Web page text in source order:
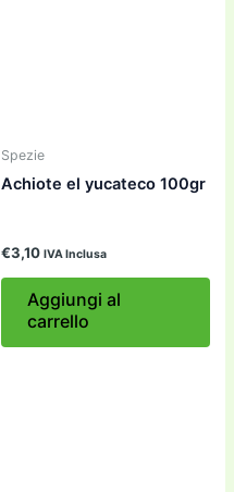
Spezie
Achiote el yucateco 100gr
€3,10 IVA Inclusa
Aggiungi al
carrello